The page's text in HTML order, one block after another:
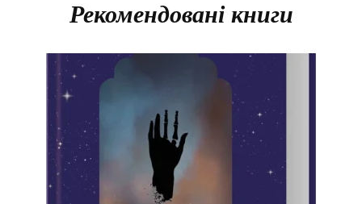
Рекомендовані книги